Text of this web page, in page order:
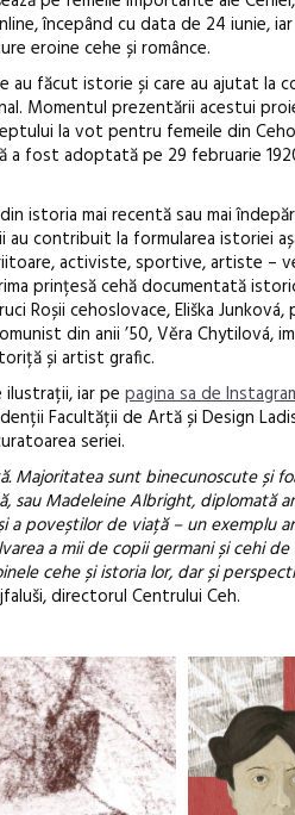
începând cu data de 24 iunie,
eroine cehe și românce.
au făcut istorie și care au ajutat la
Momentul prezentării acestui
la vot pentru femeile din
a fost adoptată pe 29 februarie
istoria mai recentă sau mai
contribuit la formularea istoriei
activiste, sportive, artiste –
prințesă cehă documentată
Roșii cehoslovace, Eliška Junková,
din anii ’50, Věra Chytilová,
și artist grafic.
iar pe pagina sa de
Facultății de Artă și Design
seriei.
Majoritatea sunt binecunoscute și
sau Madeleine Albright, diplomată
a poveștilor de viață – un exemplu
a mii de copii germani și cehi de
cehe și istoria lor, dar și
directorul Centrului Ceh.
Open Call –
Awards